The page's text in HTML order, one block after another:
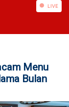
LIVE
Menu
Bulan